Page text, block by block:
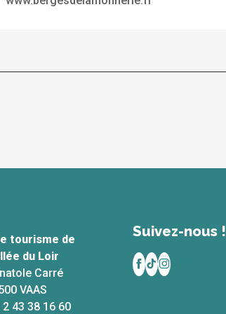
tourisme de
du Loir
Carré
VAAS
43 38 16 60
Suivez-nous !